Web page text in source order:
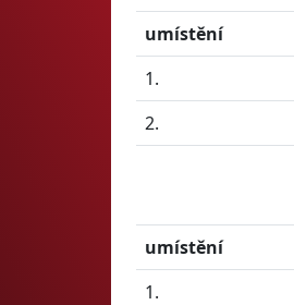
umístění
1.
2.
umístění
1.